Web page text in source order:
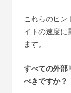
これらのヒン
イトの速度に
ます。
すべての外部
べきですか？